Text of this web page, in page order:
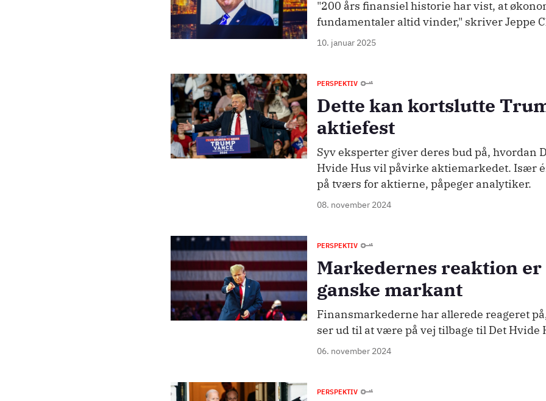
"200 års finansiel historie har vist, at
fundamentaler altid vinder," skriver Jeppe
10. januar 2025
Billede PERSPEKTIV
Dette kan kortslutte
aktiefest
Syv eksperter giver deres bud på, hvordan
Hvide Hus vil påvirke aktiemarkedet. Især
på tværs for aktierne, påpeger analytiker.
08. november 2024
Billede PERSPEKTIV
Markedernes reaktion
ganske markant
Finansmarkederne har allerede reageret
ser ud til at være på vej tilbage til Det Hvide
06. november 2024
Billede PERSPEKTIV